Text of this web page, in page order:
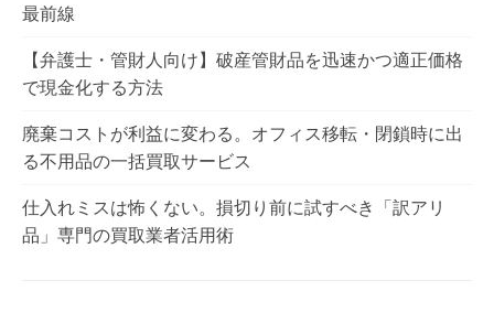
最前線
【弁護士・管財人向け】破産管財品を迅速かつ適正価格
で現金化する方法
廃棄コストが利益に変わる。オフィス移転・閉鎖時に出
る不用品の一括買取サービス
仕入れミスは怖くない。損切り前に試すべき「訳アリ
品」専門の買取業者活用術